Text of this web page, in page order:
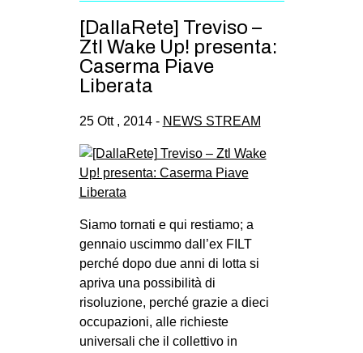
[DallaRete] Treviso –
Ztl Wake Up! presenta:
Caserma Piave
Liberata
25 Ott , 2014 - NEWS STREAM
Siamo tornati e qui restiamo; a
gennaio uscimmo dall’ex FILT
perché dopo due anni di lotta si
apriva una possibilità di
risoluzione, perché grazie a dieci
occupazioni, alle richieste
universali che il collettivo in